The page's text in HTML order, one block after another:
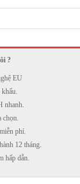
?
EU
nhanh.
chọn.
phí.
12 tháng.
hấp dẫn.